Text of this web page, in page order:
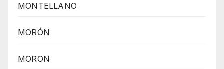
MONTELLANO
MORÓN
MORON